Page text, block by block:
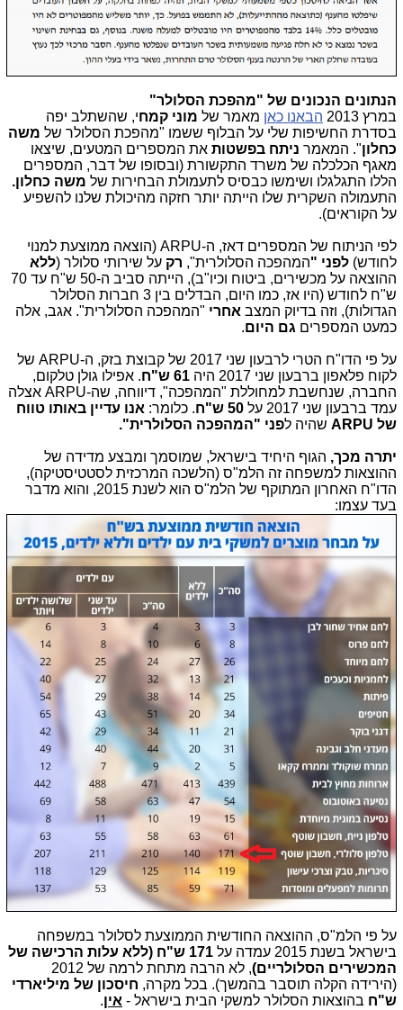
הנתונים הנכונים של "מהפכת הסלולר"
במרץ 2013
הבאנו כאן מאמר של מוני קמחי, שהשתלב יפה
בסדרת החשיפות שלי על הבלוף ששמו "מהפכת הסלולר של משה
כחלון". המאמר ניתח בפשטות את המספרים המטעים, שיצאו
מאגף הכלכלה של משרד התקשורת (ובסופו של דבר, המספרים
הללו התגלגלו ושימשו כבסיס לתעמולת הבחירות של משה כחלון.
התעמולה השקרית שלו הייתה יותר חזקה מהיכולת שלנו להשפיע
על הקוראים).
לפי הניתוח של המספרים דאז, ה-ARPU (הוצאה ממוצעת למנוי
לחודש) לפני "המהפכה הסלולרית", רק על שירותי סלולר (ללא
ההוצאה על מכשירים, ביטוח וכיו"ב), הייתה סביב ה-50 ש"ח עד 70
ש"ח לחודש (היו אז, כמו היום, הבדלים בין 3 חברות הסלולר
הגדולות), וזה בדיוק המצב אחרי "המהפכה הסלולרית". אגב, אלה
כמעט המספרים גם היום.
על פי הדו"ח הטרי לרבעון שני 2017 של קבוצת בזק, ה-ARPU של
לקוח פלאפון ברבעון שני 2017 היה
61 ש"ח
. אפילו גולן טלקום,
החברה, שנחשבת למחוללת "המהפכה", דיווחה, שה-ARPU אצלה
עמד ברבעון שני 2017 על
50 ש"ח . כלומר: אנו עדיין באותו טווח
של ARPU
שהיה לפני "המהפכה הסלולרית".
יתרה מכך, הגוף היחיד בישראל, שמוסמך ומבצע מדידה של
ההוצאות למשפחה זה הלמ"ס (הלשכה המרכזית לסטטיסטיקה),
הדו"ח האחרון המתוקף של הלמ"ס הוא לשנת 2015, והוא מדבר
בעד עצמו:
על פי הלמ"ס, ההוצאה החודשית הממוצעת לסלולר במשפחה
בישראל בשנת 2015 עמדה על
171 ש"ח (ללא עלות הרכישה של
המכשירים הסלולריים)
, לא הרבה מתחת לרמה של 2012
(הירידה הקלה תוסבר בהמשך). בכל מקרה, חיסכון של מיליארדי
ש"ח בהוצאות הסלולר למשקי הבית בישראל - אין.